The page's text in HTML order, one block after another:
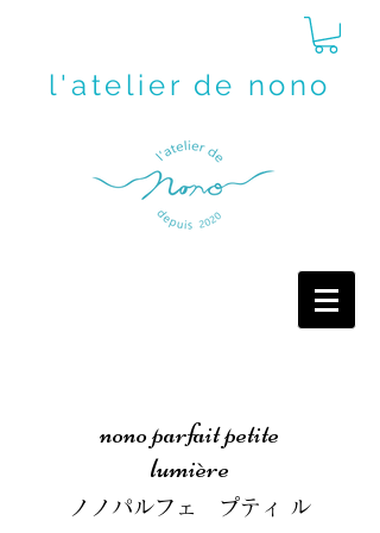
l'atelier de nono
nono parfait petite
lumière
ノノパルフェ プティ ル